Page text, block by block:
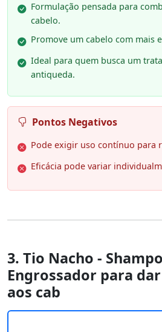
Formulação pensada para
cabelo.
Promove um cabelo com mais
Ideal para quem busca um
antiqueda.
Pontos Negativos
Pode exigir uso contínuo para
Eficácia pode variar
3. Tio Nacho -
Engrossador para
aos cab